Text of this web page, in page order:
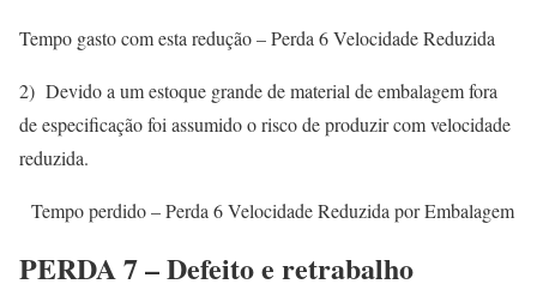
Tempo gasto com esta redução – Perda 6 Velocidade Reduzida
2) Devido a um estoque grande de material de embalagem fora
de especificação foi assumido o risco de produzir com velocidade
reduzida.
Tempo perdido – Perda 6 Velocidade Reduzida por Embalagem
PERDA 7 – Defeito e retrabalho